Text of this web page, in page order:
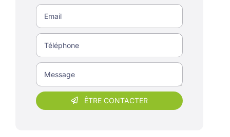
ÊTRE CONTACTER